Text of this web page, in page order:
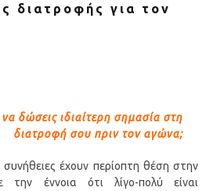
διατροφής για τον
να δώσεις ιδιαίτερη σημασία στη
διατροφή σου πριν τον αγώνα;
έχουν περίοπτη θέση στην
την έννοια ότι λίγο-πολύ είναι